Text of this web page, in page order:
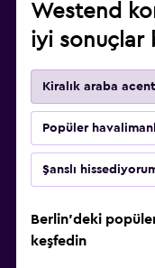
Westend
iyi sonuçlar
Kiralık araba
Popüler
Şanslı
Berlin'deki
keşfedin